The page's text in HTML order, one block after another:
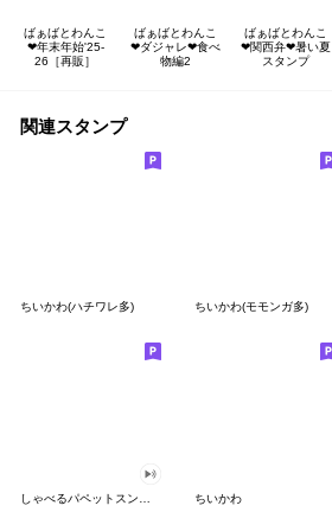
ばぁばとわんこ
❤︎年末年始'25-
26［再販］
ばぁばとわんこ
❤︎ダジャレ❤︎食べ
物編2
ばぁばとわんこ
❤︎関西弁❤︎暑い夏
スタンプ
関連スタンプ
ちいかわ(ハチワレ多) ちいかわ(モモンガ多)
ちいかわ